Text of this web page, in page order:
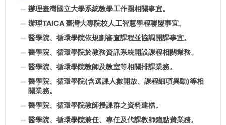
辦理臺灣國立大學系統教學工作圈相關事宜。
辦理TAICA 臺灣大專院校人工智慧學程聯盟事宜。
醫學院、循環學院依規劃審查課程並協調開課事宜。
醫學院、循環學院於教務資訊系統開設課程相關業務。
醫學院、循環學院教師及教室等相關排課業務。
醫學院、循環學院(含選課人數開放、課程細項異動)等相
關業務。
醫學院、循環學院教師授課群之資料建檔。
醫學院、循環學院兼任、專任及代課教師鐘點費業務。